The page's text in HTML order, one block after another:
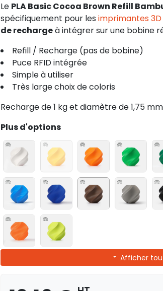
Le PLA Basic Cocoa Brown Refill
spécifiquement pour les imprimantes
de rechargeà intégrer sur une bobine
Refill / Recharge (pas de bobine)
Puce RFID intégrée
Simple à utiliser
Très large choix de coloris
Recharge de 1 kg et diamètre de 1,75
Plus d'options
Afficher